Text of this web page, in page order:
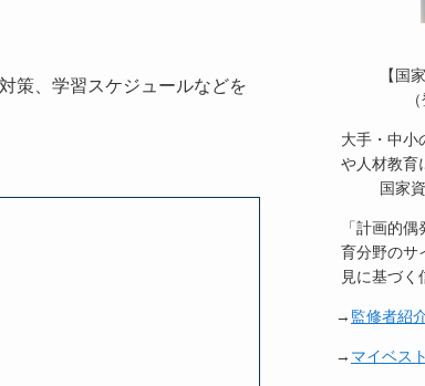
策、学習スケジュールなどを
【国
大手・中小
や人材教育
国家
「計画的
育分野のサ
見に基づく
→ 監修者紹
→ マイベス